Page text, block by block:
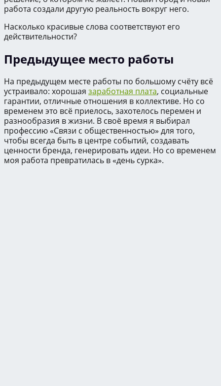
работа создали другую реальность вокруг него.
Насколько красивые слова соответствуют его
действительности?
Предыдущее место работы
На предыдущем месте работы по большому счёту всё
устраивало: хорошая заработная плата, социальные
гарантии, отличные отношения в коллективе. Но со
временем это всё приелось, захотелось перемен и
разнообразия в жизни. В своё время я выбирал
профессию «Связи с общественностью» для того,
чтобы всегда быть в центре событий, создавать
ценности бренда, генерировать идеи. Но со временем
моя работа превратилась в «день сурка».